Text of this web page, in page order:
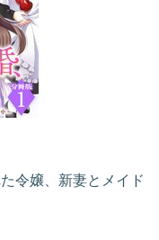
令嬢、新妻とメイド